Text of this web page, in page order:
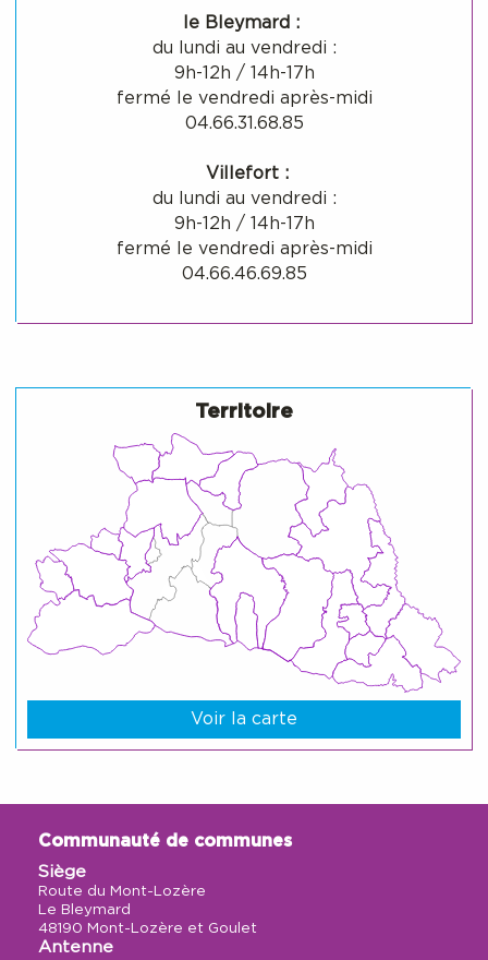
le Bleymard :
du lundi au vendredi :
9h-12h / 14h-17h
fermé le vendredi après-midi
04.66.31.68.85
Villefort :
du lundi au vendredi :
9h-12h / 14h-17h
fermé le vendredi après-midi
04.66.46.69.85
Territoire
Voir la carte
Communauté de communes
Siège
Route du Mont-Lozère
Le Bleymard
48190 Mont-Lozère et Goulet
Antenne